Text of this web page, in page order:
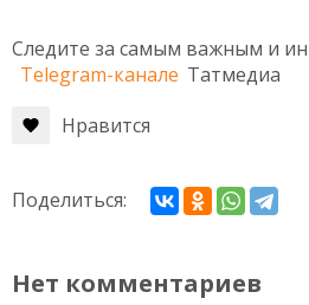
Следите за самым важным и
Telegram-канале Татмедиа
Нравится
Поделиться:
Нет комментариев